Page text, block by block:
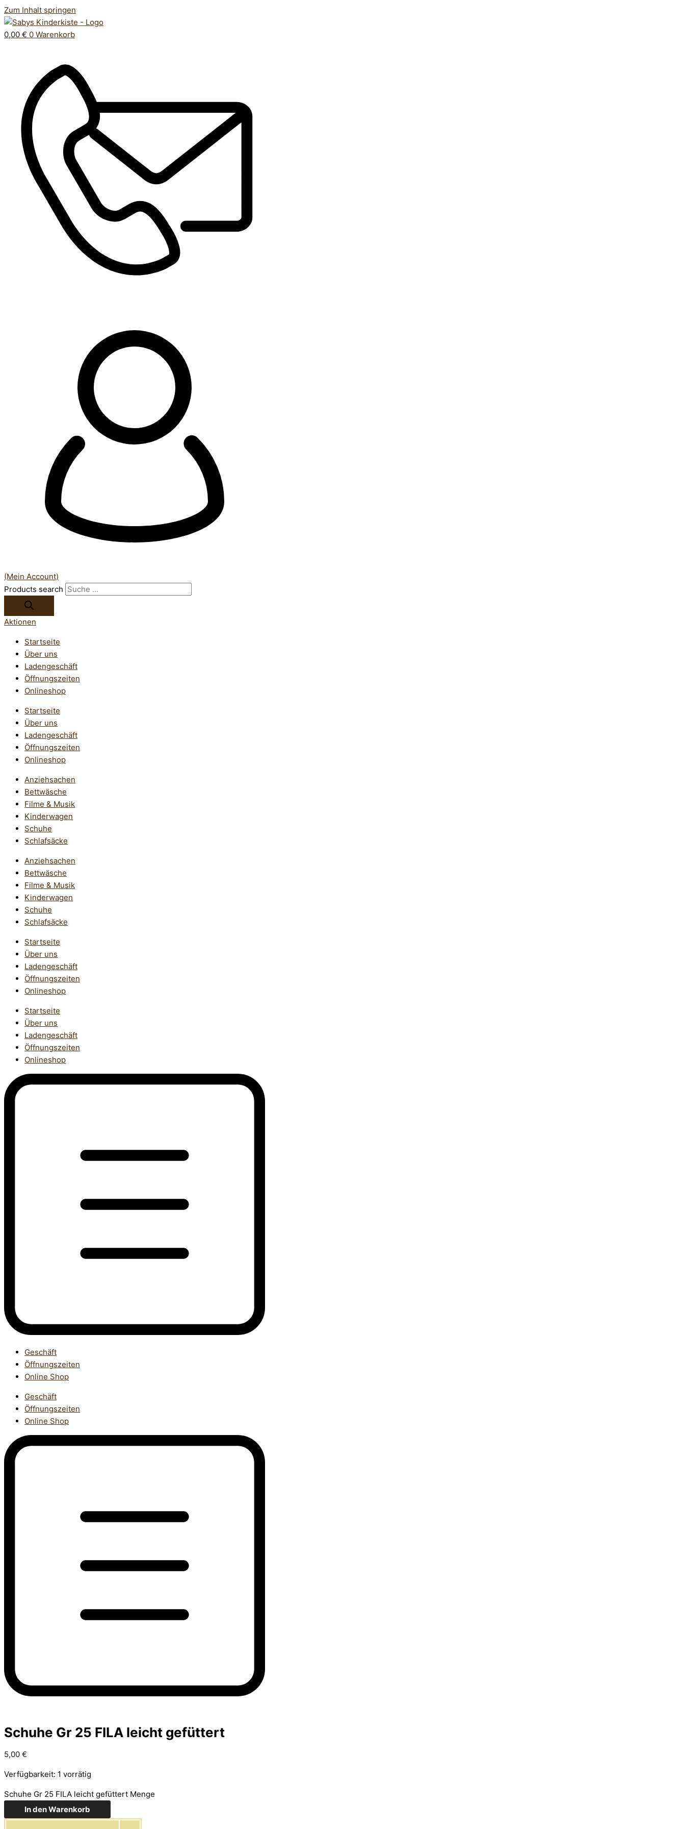
Zum Inhalt springen
0,00 € 0 Warenkorb
(Mein Account)
Products search
Aktionen
Startseite
Über uns
Ladengeschäft
Öffnungszeiten
Onlineshop
Startseite
Über uns
Ladengeschäft
Öffnungszeiten
Onlineshop
Anziehsachen
Bettwäsche
Filme & Musik
Kinderwagen
Schuhe
Schlafsäcke
Anziehsachen
Bettwäsche
Filme & Musik
Kinderwagen
Schuhe
Schlafsäcke
Startseite
Über uns
Ladengeschäft
Öffnungszeiten
Onlineshop
Startseite
Über uns
Ladengeschäft
Öffnungszeiten
Onlineshop
Geschäft
Öffnungszeiten
Online Shop
Geschäft
Öffnungszeiten
Online Shop
Schuhe Gr 25 FILA leicht gefüttert
5,00 €
Verfügbarkeit: 1 vorrätig
Schuhe Gr 25 FILA leicht gefüttert Menge
In den Warenkorb